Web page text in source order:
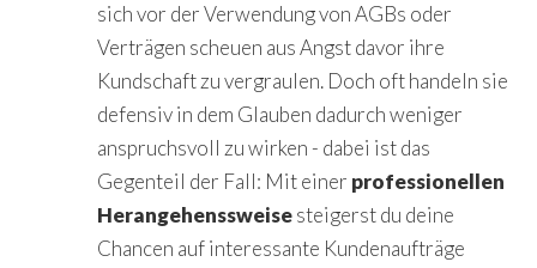
sich vor der Verwendung von AGBs oder
Verträgen scheuen aus Angst davor ihre
Kundschaft zu vergraulen. Doch oft handeln sie
defensiv in dem Glauben dadurch weniger
anspruchsvoll zu wirken - dabei ist das
Gegenteil der Fall: Mit einer professionellen
Herangehenssweisesteigerst du deine
Chancen auf interessante Kundenaufträge